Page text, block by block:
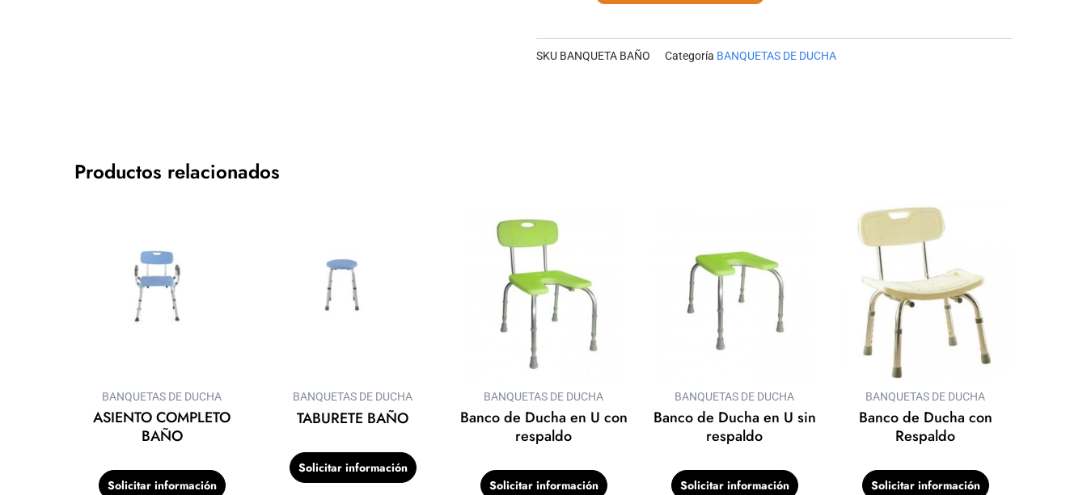
SKU BANQUETA BAÑO Categoría BANQUETAS DE DUCHA
Productos relacionados
BANQUETAS DE DUCHA
ASIENTO COMPLETO
BAÑO
Solicitar información
BANQUETAS DE DUCHA
TABURETE BAÑO
Solicitar información
BANQUETAS DE DUCHA
Banco de Ducha en U con
respaldo
Solicitar información
BANQUETAS DE DUCHA
Banco de Ducha en U sin
respaldo
Solicitar información
BANQUETAS DE DUCHA
Banco de Ducha con
Respaldo
Solicitar información